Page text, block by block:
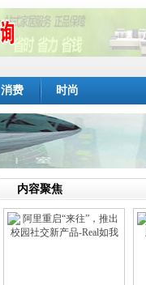
消费 时尚
内容聚焦